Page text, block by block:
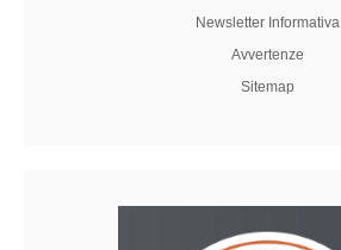
Newsletter Informativa
Avvertenze
Sitemap